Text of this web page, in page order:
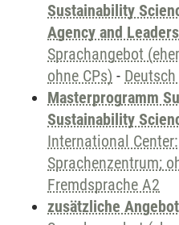
Sustainability
Agency and
Sprachangebot
ohne CPs) -
Masterprogramm
Sustainability
International
Sprachenzentrum;
Fremdsprache A2
zusätzliche